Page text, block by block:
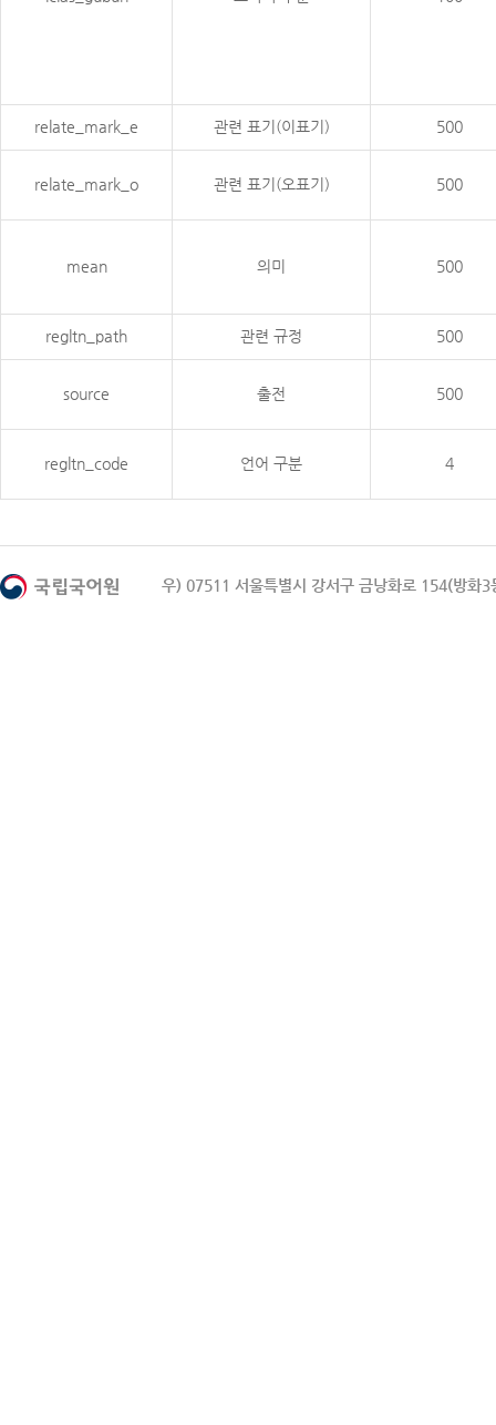
relate_mark_e 관련 표기(이표기) 500
relate_mark_o 관련 표기(오표기) 500
mean 의미 500
regltn_path 관련 규정 500
source 출전 500
regltn_code 언어 구분 4
우) 07511 서울특별시 강서구 금낭화로 154(방화3